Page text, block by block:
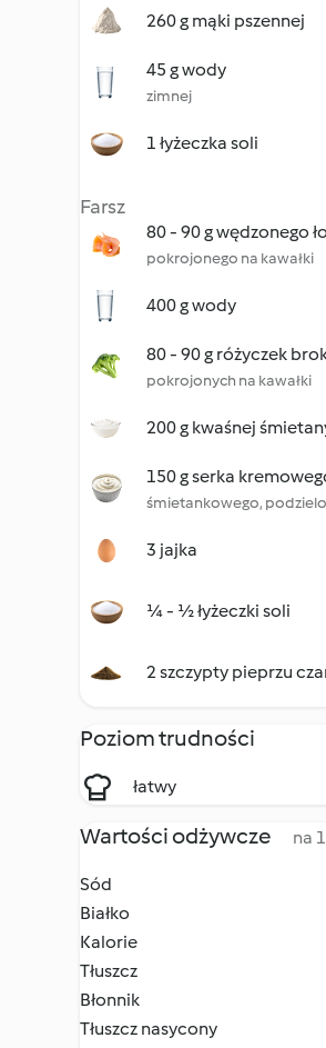
260 g mąki pszennej
45 g wody
zimnej
1 łyżeczka soli
Farsz
80 - 90 g wędzonego
pokrojonego na kawałki
400 g wody
80 - 90 g różyczek
pokrojonych na kawałki
200 g kwaśnej
150 g serka
śmietankowego,
3 jajka
¼ - ½ łyżeczki soli
2 szczypty pieprzu
Poziom trudności
łatwy
Wartości odżywcze na
Sód
Białko
Kalorie
Tłuszcz
Błonnik
Tłuszcz nasycony